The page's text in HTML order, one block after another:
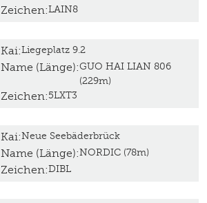
Zeichen:LAIN8
Kai:Liegeplatz 9.2
Name (Länge):GUO HAI LIAN 806
(229m)
Zeichen:5LXT3
Kai:Neue Seebäderbrück
Name (Länge):NORDIC (78m)
Zeichen:DIBL